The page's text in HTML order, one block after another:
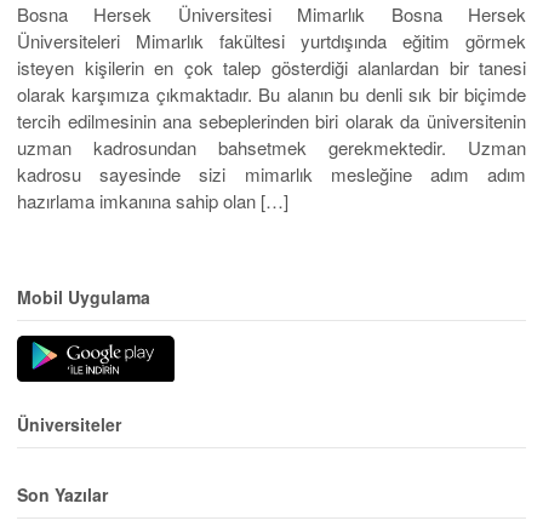
Bosna Hersek Üniversitesi Mimarlık Bosna Hersek
Üniversiteleri Mimarlık fakültesi yurtdışında eğitim görmek
isteyen kişilerin en çok talep gösterdiği alanlardan bir tanesi
olarak karşımıza çıkmaktadır. Bu alanın bu denli sık bir biçimde
tercih edilmesinin ana sebeplerinden biri olarak da üniversitenin
uzman kadrosundan bahsetmek gerekmektedir. Uzman
kadrosu sayesinde sizi mimarlık mesleğine adım adım
hazırlama imkanına sahip olan […]
Mobil Uygulama
Üniversiteler
Son Yazılar